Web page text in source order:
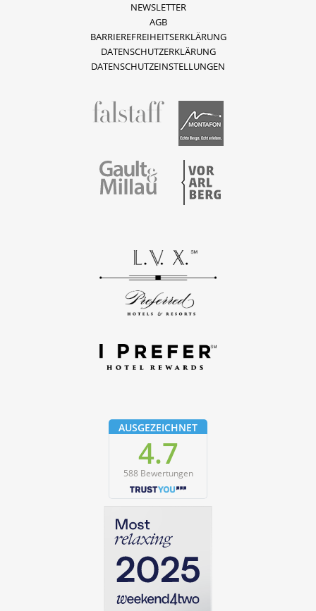
fallstaff
Gault & Millau Vorarlberg
AUSGEZEICHNET
4.7
588 Bewertungen
NEWSLETTER
AGB
BARRIEREFREIHEITSERKLÄRUNG
DATENSCHUTZERKLÄRUNG
DATENSCHUTZEINSTELLUNGEN